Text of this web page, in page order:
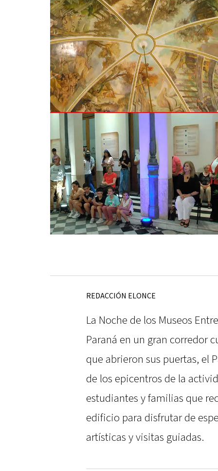
REDACCIÓN ELONCE
La Noche de los Museos
Paraná en un gran corredor
que abrieron sus puertas, el
de los epicentros de la
estudiantes y familias que
edificio para disfrutar de
artísticas y visitas guiadas.